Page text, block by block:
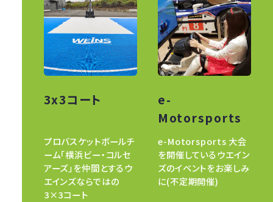
3x3コート
プロバスケットボールチ
ーム「横浜ビー・コルセ
アーズ」を仲間とするウ
エインズならではの
3×3コート
e-
Motorsports
e-Motorsports 大会
を開催しているウエイン
ズのイベントをお楽しみ
に(不定期開催)